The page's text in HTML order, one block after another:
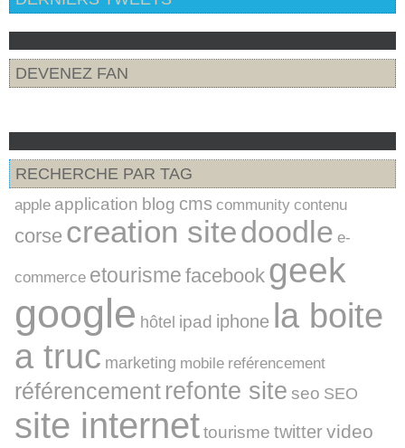
DEVENEZ FAN
RECHERCHE PAR TAG
apple application blog cms community contenu
corse creation sitedoodle e-
commerce etourisme facebook geek
google hôtel ipad iphone
la boite
a truc marketing mobile reférencement
référencement refonte site seo SEO
site internettourisme twittervideo